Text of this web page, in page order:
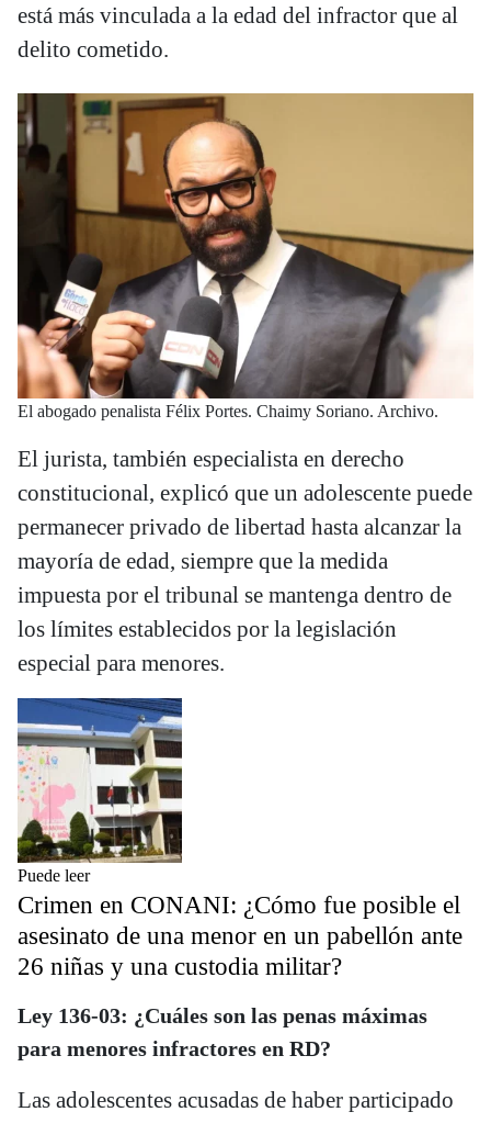
está más vinculada a la edad del infractor que al
delito cometido.
El abogado penalista Félix Portes. Chaimy Soriano. Archivo.
El jurista, también especialista en derecho
constitucional, explicó que un adolescente puede
permanecer privado de libertad hasta alcanzar la
mayoría de edad, siempre que la medida
impuesta por el tribunal se mantenga dentro de
los límites establecidos por la legislación
especial para menores.
Puede leer
Crimen en CONANI: ¿Cómo fue posible el
asesinato de una menor en un pabellón ante
26 niñas y una custodia militar?
Ley 136-03: ¿Cuáles son las penas máximas
para menores infractores en RD?
Las adolescentes acusadas de haber participado